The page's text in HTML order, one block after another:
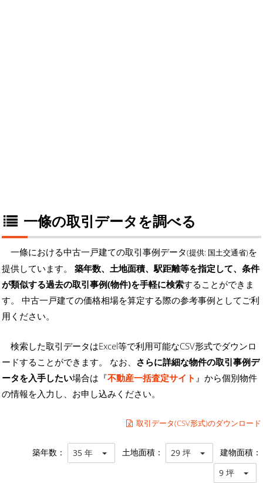
一條の取引データを調べる
一條における中古一戸建ての取引事例データ(提供: 国土交通省)を
提供しています。 築年数、土地面積、駅距離等を指定して、条件
が類似する過去の取引事例(物件)を手軽に検索することができま
す。 中古一戸建ての価格相場を算定する際の参考事例としてご利
用ください。
検索した取引データはExcel等で利用可能なCSV形式でダウンロ
ードすることができます。 なお、 さらに詳細な物件の取引事例デ
ータを入手したい場合は『不動産一括査定サイト 』から個別物件
の情報を入力し、お申し込みください。
取引データ(CSV形式)のダウンロード
築年数： 35 年 土地面積： 29 坪 建物面積：
9 坪